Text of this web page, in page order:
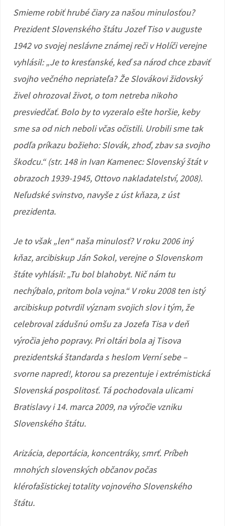
Smieme robiť hrubé čiary za našou minulosťou?
Prezident Slovenského štátu Jozef Tiso v auguste
1942 vo svojej neslávne známej reči v Holíči verejne
vyhlásil: „Je to kresťanské, keď sa národ chce zbaviť
svojho večného nepriateľa? Že Slovákovi židovský
živel ohrozoval život, o tom netreba nikoho
presviedčať. Bolo by to vyzeralo ešte horšie, keby
sme sa od nich neboli včas očistili. Urobili sme tak
podľa príkazu božieho: Slovák, zhoď, zbav sa svojho
škodcu.“ (str. 148 in Ivan Kamenec: Slovenský štát v
obrazoch 1939-1945, Ottovo nakladatelství, 2008).
Neľudské svinstvo, navyše z úst kňaza, z úst
prezidenta.
Je to však „len“ naša minulosť? V roku 2006 iný
kňaz, arcibiskup Ján Sokol, verejne o Slovenskom
štáte vyhlásil: „Tu bol blahobyt. Nič nám tu
nechýbalo, pritom bola vojna.“ V roku 2008 ten istý
arcibiskup potvrdil význam svojich slov i tým, že
celebroval zádušnú omšu za Jozefa Tisa v deň
výročia jeho popravy. Pri oltári bola aj Tisova
prezidentská štandarda s heslom Verní sebe –
svorne napred!, ktorou sa prezentuje i extrémistická
Slovenská pospolitosť. Tá pochodovala ulicami
Bratislavy i 14. marca 2009, na výročie vzniku
Slovenského štátu.
Arizácia, deportácia, koncentráky, smrť. Príbeh
mnohých slovenských občanov počas
klérofašistickej totality vojnového Slovenského
štátu.